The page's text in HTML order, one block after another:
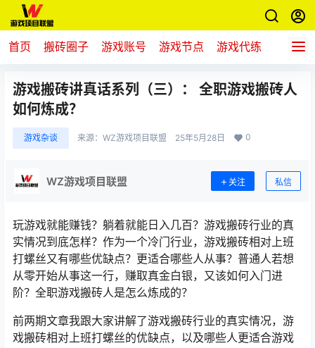
首页 搬砖圈子 游戏账号 游戏节点 游戏代练 新游推
游戏搬砖讲真话系列（三）： 全职游戏搬砖人
如何炼成？
游戏杂谈 来源： WZ游戏项目联盟 25年5月28日 0
WZ游戏项目联盟 关注 私信
玩游戏就能赚钱？躺着就能日入几百？游戏搬砖行业的真
实情况到底怎样？作为一个冷门行业，游戏搬砖相对上班
打螺丝又有哪些优缺点？更适合哪些人从事？普通人若想
从零开始从事这一行，赚取真金白银，又该如何入门进
阶？全职游戏搬砖人是怎么炼成的？
前两期文章我跟大家讲解了游戏搬砖行业的真实情况，游
戏搬砖相对上班打螺丝的优缺点，以及哪些人更适合游戏